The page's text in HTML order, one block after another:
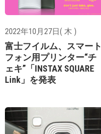
2022年10月27日( 木 )
富士フイルム、スマート
フォン用プリンター“チ
ェキ”「INSTAX SQUARE
Link」を発表